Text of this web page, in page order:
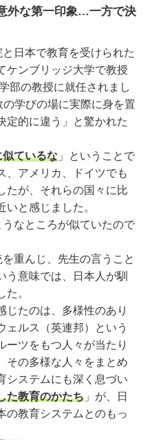
外な第一印象…一方で決
日本で教育を受けられた
ケンブリッジ大学で教授
部の教授に就任されまし
学びの場に実際に身を置
定的に違う」と驚かれた
ているな 」ということで
、アメリカ、ドイツでも
たが、それらの国々に比
と感じました。
なところが似ていたので
重んじ、先生の言うこと
う意味では、日本人が馴
。
たのは、多様性のあり
ェルス（英連邦）という
ーツをもつ人々が当たり
その多様な人々をまとめ
システムにも深く息づい
た教育のかたち 」が、日
の教育システムとのもっ